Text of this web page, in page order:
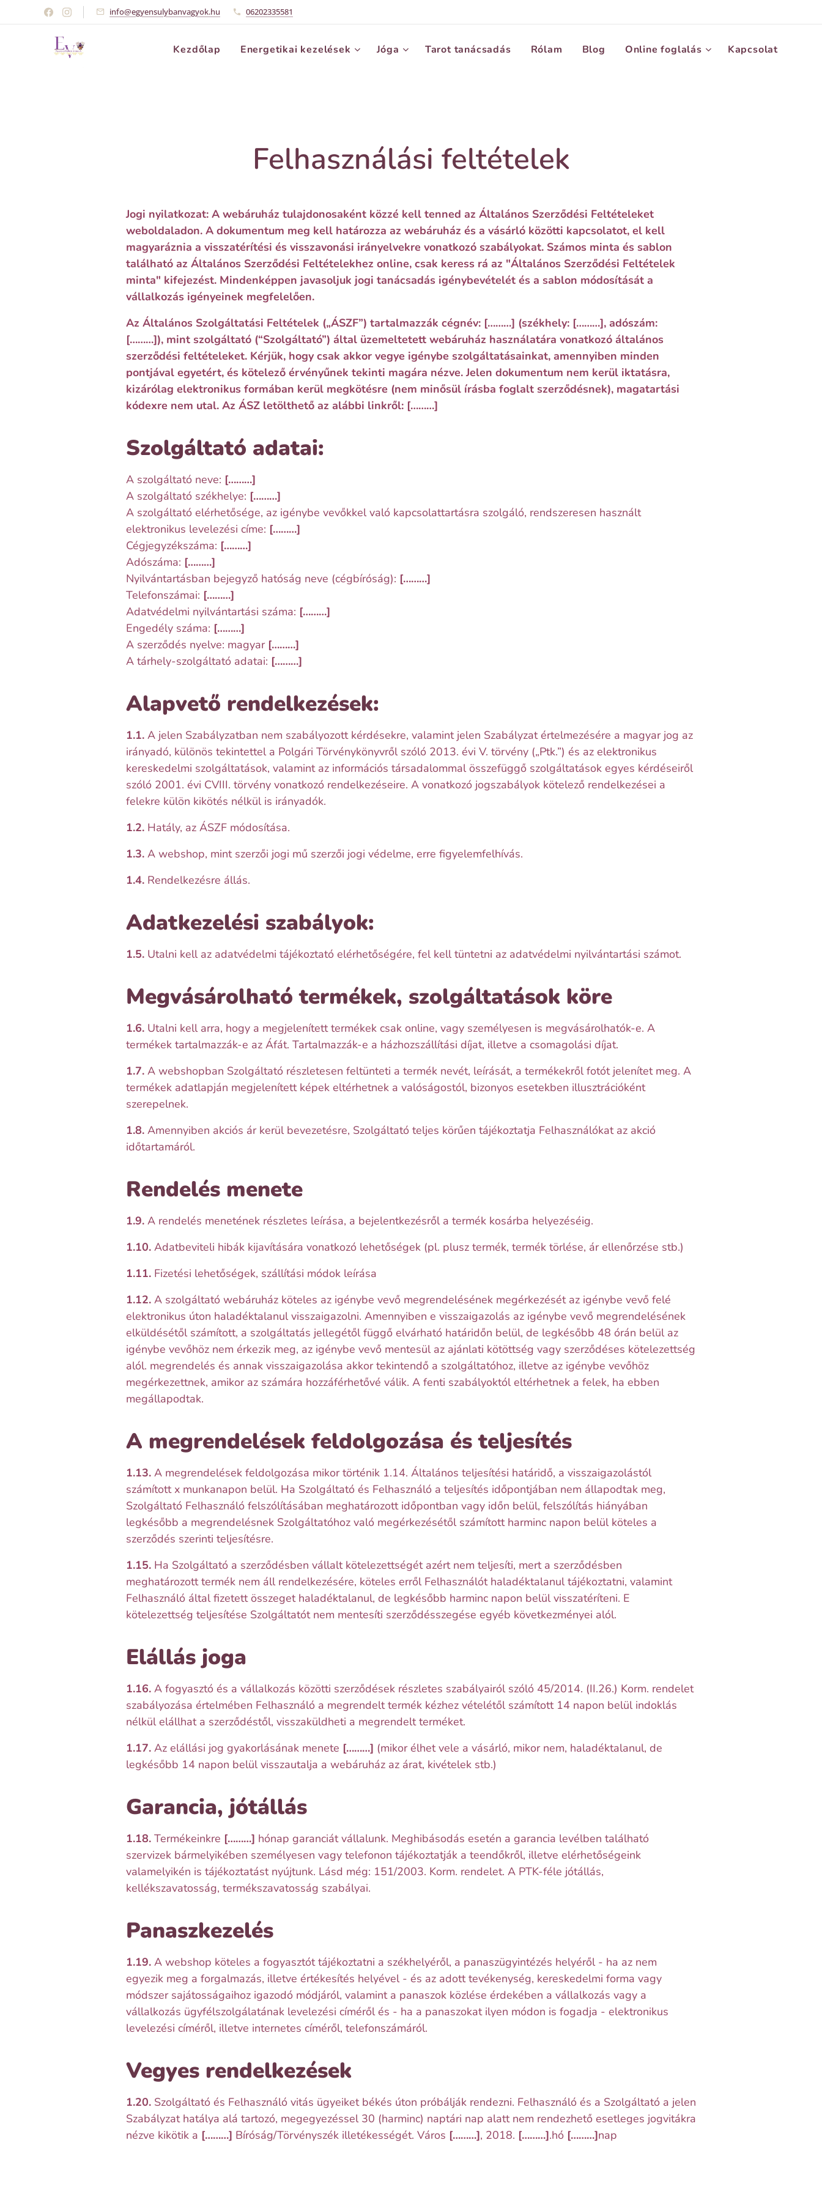
info@egyensulybanvagyok.hu 06202335581
Kezdőlap Energetikai kezelések Jóga Tarot tanácsadás Rólam Blog Online foglalás Kapcsolat
Felhasználási feltételek
Jogi nyilatkozat: A webáruház tulajdonosaként közzé kell tenned az Általános Szerződési Feltételeket
weboldaladon. A dokumentum meg kell határozza az webáruház és a vásárló közötti kapcsolatot, el kell
magyaráznia a visszatérítési és visszavonási irányelvekre vonatkozó szabályokat. Számos minta és sablon
található az Általános Szerződési Feltételekhez online, csak keress rá az "Általános Szerződési Feltételek
minta" kifejezést. Mindenképpen javasoljuk jogi tanácsadás igénybevételét és a sablon módosítását a
vállalkozás igényeinek megfelelően.
Az Általános Szolgáltatási Feltételek („ÁSZF”) tartalmazzák cégnév:[………] (székhely:[………], adószám:
[………]), mint szolgáltató (“Szolgáltató”) által üzemeltetett webáruház használatára vonatkozó általános
szerződési feltételeket. Kérjük, hogy csak akkor vegye igénybe szolgáltatásainkat, amennyiben minden
pontjával egyetért, és kötelező érvényűnek tekinti magára nézve. Jelen dokumentum nem kerül iktatásra,
kizárólag elektronikus formában kerül megkötésre (nem minősül írásba foglalt szerződésnek), magatartási
kódexre nem utal. Az ÁSZ letölthető az alábbi linkről: [………]
Szolgáltató adatai:
A szolgáltató neve: [………]
A szolgáltató székhelye: [………]
A szolgáltató elérhetősége, az igénybe vevőkkel való kapcsolattartásra szolgáló, rendszeresen használt
elektronikus levelezési címe: [………]
Cégjegyzékszáma: [………]
Adószáma: [………]
Nyilvántartásban bejegyző hatóság neve (cégbíróság): [………]
Telefonszámai: [………]
Adatvédelmi nyilvántartási száma: [………]
Engedély száma: [………]
A szerződés nyelve: magyar[………]
A tárhely-szolgáltató adatai: [………]
Alapvető rendelkezések:
1.1.A jelen Szabályzatban nem szabályozott kérdésekre, valamint jelen Szabályzat értelmezésére a magyar jog az
irányadó, különös tekintettel a Polgári Törvénykönyvről szóló 2013. évi V. törvény („Ptk.”) és az elektronikus
kereskedelmi szolgáltatások, valamint az információs társadalommal összefüggő szolgáltatások egyes kérdéseiről
szóló 2001. évi CVIII. törvény vonatkozó rendelkezéseire. A vonatkozó jogszabályok kötelező rendelkezései a
felekre külön kikötés nélkül is irányadók.
1.2.Hatály, az ÁSZF módosítása.
1.3. A webshop, mint szerzői jogi mű szerzői jogi védelme, erre figyelemfelhívás.
1.4.Rendelkezésre állás.
Adatkezelési szabályok:
1.5.Utalni kell az adatvédelmi tájékoztató elérhetőségére, fel kell tüntetni az adatvédelmi nyilvántartási számot.
Megvásárolható termékek, szolgáltatások köre
1.6.Utalni kell arra, hogy a megjelenített termékek csak online, vagy személyesen is megvásárolhatók-e. A
termékek tartalmazzák-e az Áfát. Tartalmazzák-e a házhozszállítási díjat, illetve a csomagolási díjat.
1.7.A webshopban Szolgáltató részletesen feltünteti a termék nevét, leírását, a termékekről fotót jelenítet meg. A
termékek adatlapján megjelenített képek eltérhetnek a valóságostól, bizonyos esetekben illusztrációként
szerepelnek.
1.8.Amennyiben akciós ár kerül bevezetésre, Szolgáltató teljes körűen tájékoztatja Felhasználókat az akció
időtartamáról.
Rendelés menete
1.9. A rendelés menetének részletes leírása, a bejelentkezésről a termék kosárba helyezéséig.
1.10.Adatbeviteli hibák kijavítására vonatkozó lehetőségek (pl. plusz termék, termék törlése, ár ellenőrzése stb.)
1.11.Fizetési lehetőségek, szállítási módok leírása
1.12.A szolgáltató webáruház köteles az igénybe vevő megrendelésének megérkezését az igénybe vevő felé
elektronikus úton haladéktalanul visszaigazolni. Amennyiben e visszaigazolás az igénybe vevő megrendelésének
elküldésétől számított, a szolgáltatás jellegétől függő elvárható határidőn belül, de legkésőbb 48 órán belül az
igénybe vevőhöz nem érkezik meg, az igénybe vevő mentesül az ajánlati kötöttség vagy szerződéses kötelezettség
alól. megrendelés és annak visszaigazolása akkor tekintendő a szolgáltatóhoz, illetve az igénybe vevőhöz
megérkezettnek, amikor az számára hozzáférhetővé válik. A fenti szabályoktól eltérhetnek a felek, ha ebben
megállapodtak.
A megrendelések feldolgozása és teljesítés
1.13.A megrendelések feldolgozása mikor történik 1.14. Általános teljesítési határidő, a visszaigazolástól
számított x munkanapon belül. Ha Szolgáltató és Felhasználó a teljesítés időpontjában nem állapodtak meg,
Szolgáltató Felhasználó felszólításában meghatározott időpontban vagy időn belül, felszólítás hiányában
legkésőbb a megrendelésnek Szolgáltatóhoz való megérkezésétől számított harminc napon belül köteles a
szerződés szerinti teljesítésre.
1.15.Ha Szolgáltató a szerződésben vállalt kötelezettségét azért nem teljesíti, mert a szerződésben
meghatározott termék nem áll rendelkezésére, köteles erről Felhasználót haladéktalanul tájékoztatni, valamint
Felhasználó által fizetett összeget haladéktalanul, de legkésőbb harminc napon belül visszatéríteni. E
kötelezettség teljesítése Szolgáltatót nem mentesíti szerződésszegése egyéb következményei alól.
Elállás joga
1.16.A fogyasztó és a vállalkozás közötti szerződések részletes szabályairól szóló 45/2014. (II.26.) Korm. rendelet
szabályozása értelmében Felhasználó a megrendelt termék kézhez vételétől számított 14 napon belül indoklás
nélkül elállhat a szerződéstől, visszaküldheti a megrendelt terméket.
1.17.Az elállási jog gyakorlásának menete [………] (mikor élhet vele a vásárló, mikor nem, haladéktalanul, de
legkésőbb 14 napon belül visszautalja a webáruház az árat, kivételek stb.)
Garancia, jótállás
1.18.Termékeinkre [………] hónap garanciát vállalunk. Meghibásodás esetén a garancia levélben található
szervizek bármelyikében személyesen vagy telefonon tájékoztatják a teendőkről, illetve elérhetőségeink
valamelyikén is tájékoztatást nyújtunk. Lásd még: 151/2003. Korm. rendelet. A PTK-féle jótállás,
kellékszavatosság, termékszavatosság szabályai.
Panaszkezelés
1.19.A webshop köteles a fogyasztót tájékoztatni a székhelyéről, a panaszügyintézés helyéről - ha az nem
egyezik meg a forgalmazás, illetve értékesítés helyével - és az adott tevékenység, kereskedelmi forma vagy
módszer sajátosságaihoz igazodó módjáról, valamint a panaszok közlése érdekében a vállalkozás vagy a
vállalkozás ügyfélszolgálatának levelezési címéről és - ha a panaszokat ilyen módon is fogadja - elektronikus
levelezési címéről, illetve internetes címéről, telefonszámáról.
Vegyes rendelkezések
1.20.Szolgáltató és Felhasználó vitás ügyeiket békés úton próbálják rendezni. Felhasználó és a Szolgáltató a jelen
Szabályzat hatálya alá tartozó, megegyezéssel 30 (harminc) naptári nap alatt nem rendezhető esetleges jogvitákra
nézve kikötik a [………] Bíróság/Törvényszék illetékességét. Város [………], 2018. [………].hó [………]nap